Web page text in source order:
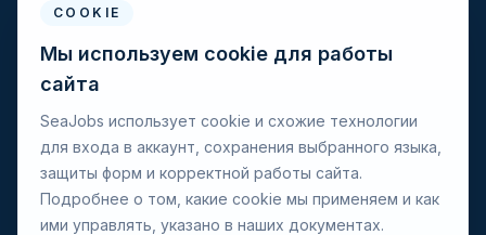
Разместить вакансию
Поиск кандидатов
Для моряков
Поиск вакансий
Просмотр компаний
COOKIE
Мы используем cookie для работы
сайта
SeaJobs использует cookie и схожие технологии
для входа в аккаунт, сохранения выбранного языка,
защиты форм и корректной работы сайта.
Подробнее о том, какие cookie мы применяем и как
ими управлять, указано в наших документах.